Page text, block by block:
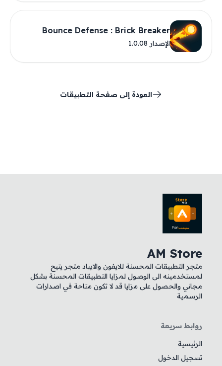
Bounce Defense : Brick Breaker
الإصدار 1.0.08
العودة إلى صفحة التطبيقات
AM Store
متجر التطبيقات المحسنة للايفون والايباد متجر يتيح
لمستخدمينه الى الوصول لمزايا التطبيقات المحسنة بشكل
مجاني والحصول على مزايا قد لا تكون متاحة في اصدارات
الرسمية
روابط سريعة
الرئيسية
تسجيل الدخول